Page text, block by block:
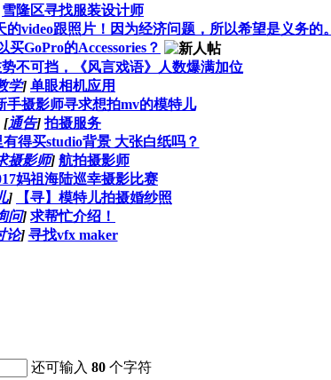
雪隆区寻找服装设计师
video跟照片！因为经济问题，所以希望是义务的。
买GoPro的Accessories？
不可挡，《风言戏语》人数爆满加位
学] 单眼相机应用
手摄影师寻求想拍mv的模特儿
[通告] 拍摄服务
得买studio背景 大张白纸吗？
摄影师] 航拍摄影师
妈祖海陆巡幸摄影比赛
] 【寻】模特儿拍摄婚纱照
问] 求帮忙介绍！
论] 寻找vfx maker
还可输入80 个字符